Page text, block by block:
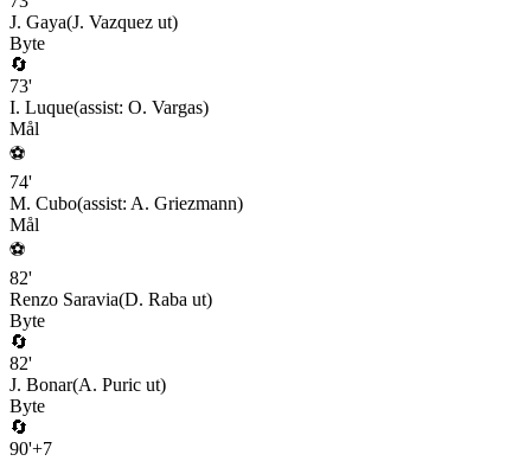
J. Gaya(J. Vazquez ut)
Byte
🔄
73'
I. Luque(assist: O. Vargas)
Mål
⚽
74'
M. Cubo(assist: A. Griezmann)
Mål
⚽
82'
Renzo Saravia(D. Raba ut)
Byte
🔄
82'
J. Bonar(A. Puric ut)
Byte
🔄
90'+7